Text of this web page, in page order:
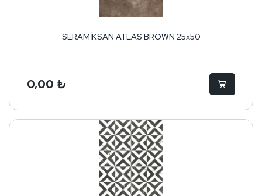
SERAMİKSAN ATLAS BROWN 25x50
0,00 ₺